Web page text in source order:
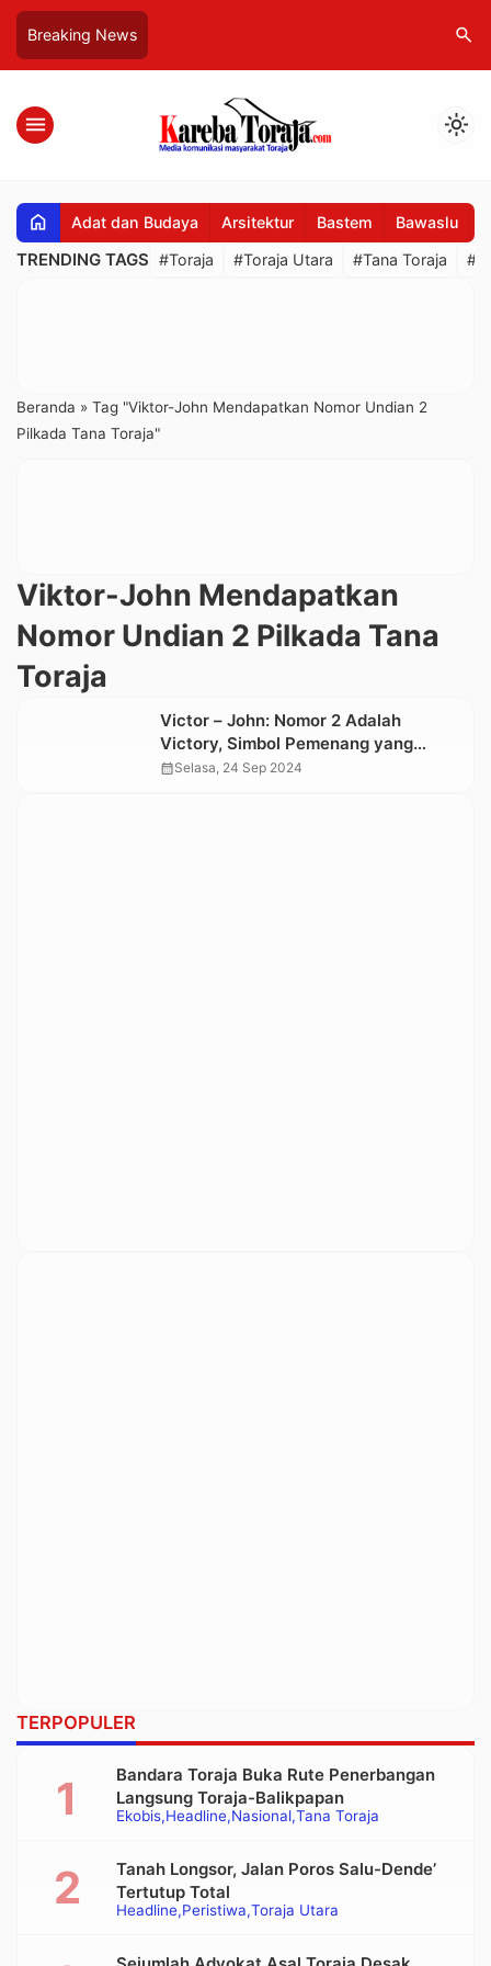
Breaking News search
menu light_mode
home Adat dan Budaya Arsitektur Bastem Bawaslu
TRENDING TAGS #Toraja #Toraja Utara #Tana Toraja
Beranda » Tag "Viktor-John Mendapatkan Nomor Undian 2
Pilkada Tana Toraja"
Viktor-John Mendapatkan
Nomor Undian 2 Pilkada Tana
Toraja
Victor – John: Nomor 2 Adalah
Victory, Simbol Pemenang yang
Damai
calendar_monthSelasa, 24 Sep 2024
TERPOPULER
Ekobis Headline Nasional Tana Toraja
Bandara Toraja Buka Rute Penerbangan
Langsung Toraja-Balikpapan
Headline Peristiwa Toraja Utara
Tanah Longsor, Jalan Poros Salu-Dende’
Tertutup Total